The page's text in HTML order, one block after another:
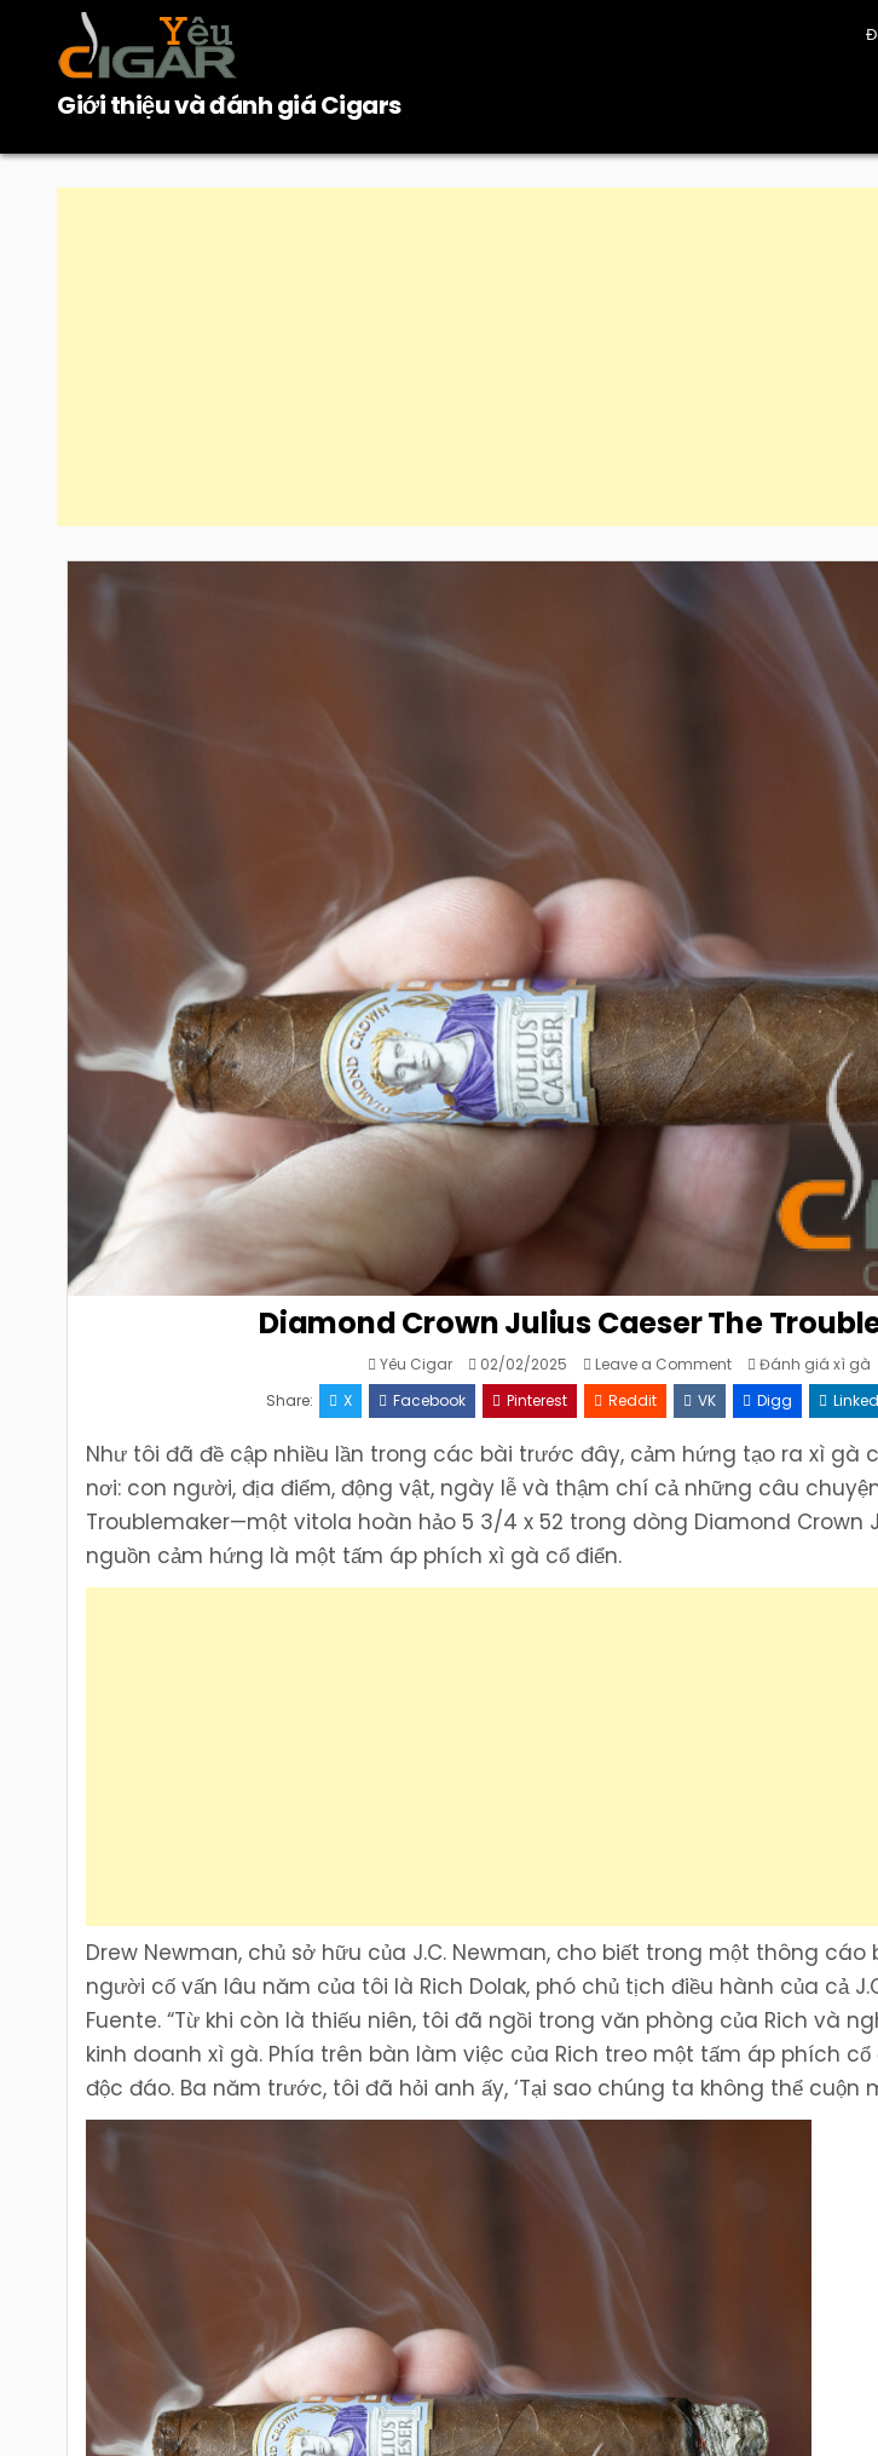
content
Giới thiệu và đánh giá Cigars
Diamond Crown Julius Caeser The
Yêu Cigar 02/02/2025 Leave a Commenton
Crown
Julius
Caeser
Troublemaker
Posted
Đánh giá xì gà
Share:
X Facebook Pinterest Reddit VK Digg
Như tôi đã đề cập nhiều lần trong các bài trước đây, cảm hứng tạo ra xì gà
nơi: con người, địa điểm, động vật, ngày lễ và thậm chí cả những câu
Troublemaker—một vitola hoàn hảo 5 3/4 x 52 trong dòng Diamond Crown
nguồn cảm hứng là một tấm áp phích xì gà cổ điển.
Drew Newman, chủ sở hữu của J.C. Newman, cho biết trong một thông cáo
người cố vấn lâu năm của tôi là Rich Dolak, phó chủ tịch điều hành của cả
Fuente. “Từ khi còn là thiếu niên, tôi đã ngồi trong văn phòng của Rich và
kinh doanh xì gà. Phía trên bàn làm việc của Rich treo một tấm áp phích cổ
độc đáo. Ba năm trước, tôi đã hỏi anh ấy, ‘Tại sao chúng ta không thể cuộn